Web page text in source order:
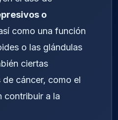
o
como una función
o las glándulas
ciertas
cáncer, como el
contribuir a la